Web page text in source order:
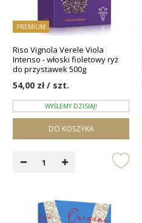
PREMIUM
Riso Vignola Verele Viola
Intenso - włoski fioletowy ryż
do przystawek 500g
54,00 zł / szt.
WYŚLEMY DZISIAJ!
DO KOSZYKA